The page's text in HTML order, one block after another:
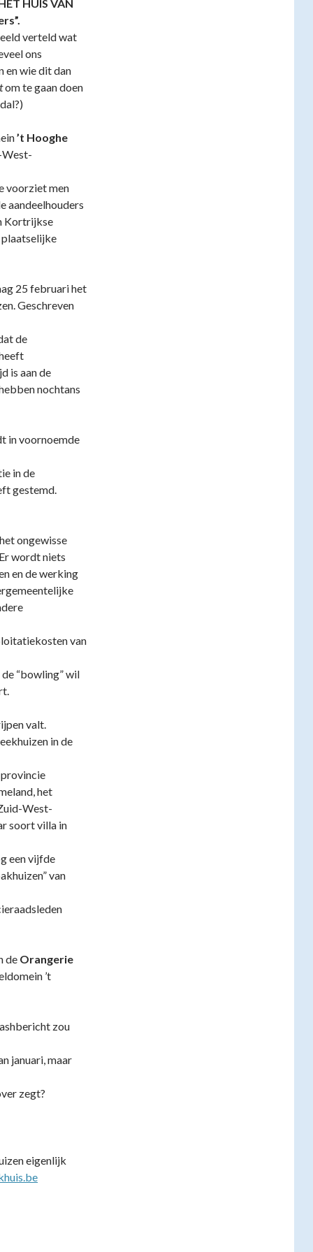
HUIS VAN
verteld wat
ons
en wie dit dan
om te gaan doen
’t Hooghe
West-
voorziet men
aandeelhouders
Kortrijkse
25 februari het
Geschreven
de
is aan de
nochtans
in voornoemde
in de
gestemd.
ongewisse
wordt niets
en de werking
van
“bowling” wil
valt.
in de
provincie
het
West-
soort villa in
een vijfde
van
de Orangerie
’t
zou
januari, maar
zegt?
eigenlijk